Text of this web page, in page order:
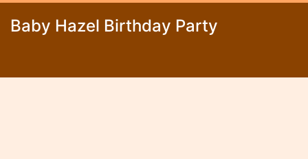
Baby Hazel Birthday Party